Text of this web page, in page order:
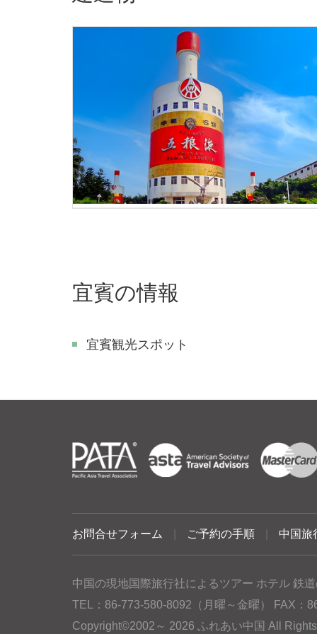
​宜賓の情報
​宜賓観光スポット
お問合せフォーム ご予約の手順 中国旅
中国の現地国際旅行社によるツアー ホテル 鉄
TEL：86-773-580-8092（月曜～金曜） FAX：
Copyright©2002～ 2026 ふれあい中国 All